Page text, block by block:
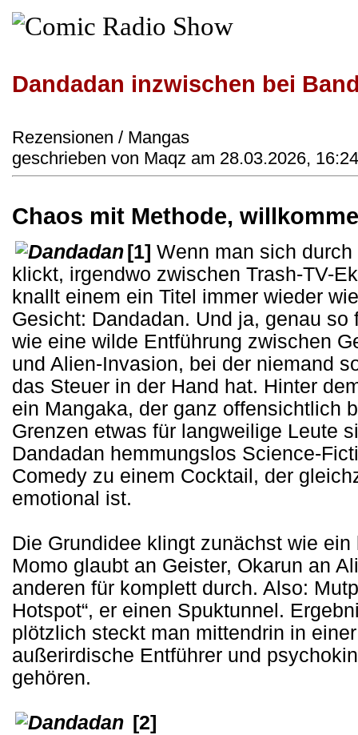
Dandadan inzwischen bei
Rezensionen / Mangas
geschrieben von Maqz am 28.03.2026,
Chaos mit Methode,
[1] Wenn man sich
klickt, irgendwo zwischen Trash-TV-
knallt einem ein Titel immer wieder
Gesicht: Dandadan. Und ja, genau
wie eine wilde Entführung zwischen
und Alien-Invasion, bei der niemand
das Steuer in der Hand hat. Hinter
ein Mangaka, der ganz offensichtlich
Grenzen etwas für langweilige Leute
Dandadan hemmungslos Science-
Comedy zu einem Cocktail, der
emotional ist.
Die Grundidee klingt zunächst wie
Momo glaubt an Geister, Okarun an
anderen für komplett durch. Also:
Hotspot“, er einen Spuktunnel.
plötzlich steckt man mittendrin in
außerirdische Entführer und
gehören.
[2]